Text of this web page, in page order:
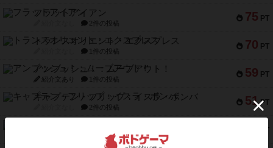
75 PT
フラットアイアン
2件の投稿
70 PT
トランスオリエント・エクスプレス
1件の投稿
59 PT
アンブッシュ！：ムーブアウト！
紹介文あり 1件の投稿
51 PT
キャプテン・フリップ：イスラ・ボンバ
2件の投稿
PT
1件の投稿